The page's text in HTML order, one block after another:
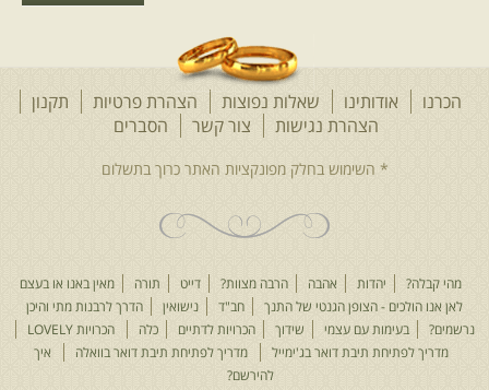
הכרנו אודותינו שאלות נפוצות הצהרת פרטיות
תקנון
הצהרת נגישות
צור קשר הסברים
מהי קבלה? יהדות אהבה הרבה מצוות? דייט תורה
מאין באנו או בעצם
לאן אנו הולכים - הצופן הגנטי של התנך
חב"ד נישואין
הדרך לרבנות מתי והיכן
נרשמים?
בעימות עם עצמי שידוך הכרויות לדתיים כלה
הכרויות LOVELY
מדריך לפתיחת תיבת דואר בג'ימייל
מדריך לפתיחת תיבת דואר בוואלה
איך
להירשם?